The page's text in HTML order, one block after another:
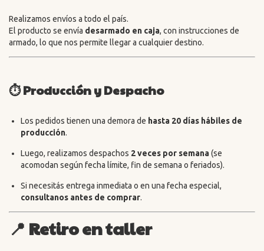
Realizamos envíos a todo el país.
El producto se envía desarmado en caja, con instrucciones de
armado, lo que nos permite llegar a cualquier destino.
⏱️ Producción y Despacho
Los pedidos tienen una demora de hasta 20 días hábiles de
producción.
Luego, realizamos despachos 2 veces por semana(se
acomodan según fecha límite, fin de semana o feriados).
Si necesitás entrega inmediata o en una fecha especial,
consultanos antes de comprar.
📍 Retiro en taller